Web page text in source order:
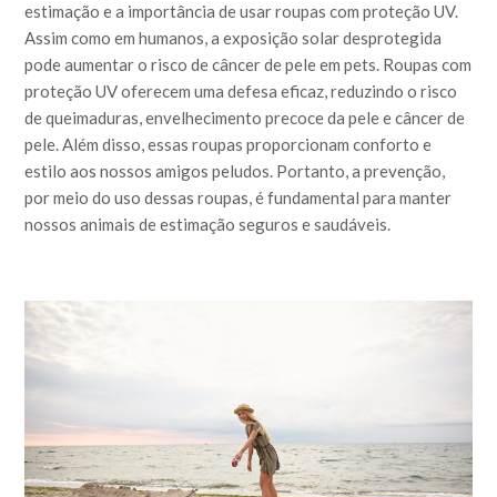
estimação e a importância de usar roupas com proteção UV.
Assim como em humanos, a exposição solar desprotegida
pode aumentar o risco de câncer de pele em pets. Roupas com
proteção UV oferecem uma defesa eficaz, reduzindo o risco
de queimaduras, envelhecimento precoce da pele e câncer de
pele. Além disso, essas roupas proporcionam conforto e
estilo aos nossos amigos peludos. Portanto, a prevenção,
por meio do uso dessas roupas, é fundamental para manter
nossos animais de estimação seguros e saudáveis.